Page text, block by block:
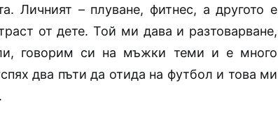
Личният – плуване, фитнес, а другото е
от дете. Той ми дава и разтоварване,
говорим си на мъжки теми и е много
два пъти да отида на футбол и това ми